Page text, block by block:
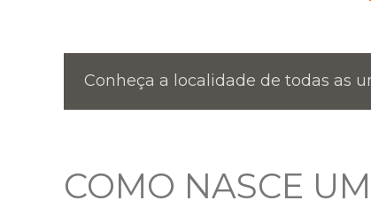
Conheça a localidade de todas as
COMO NASCE